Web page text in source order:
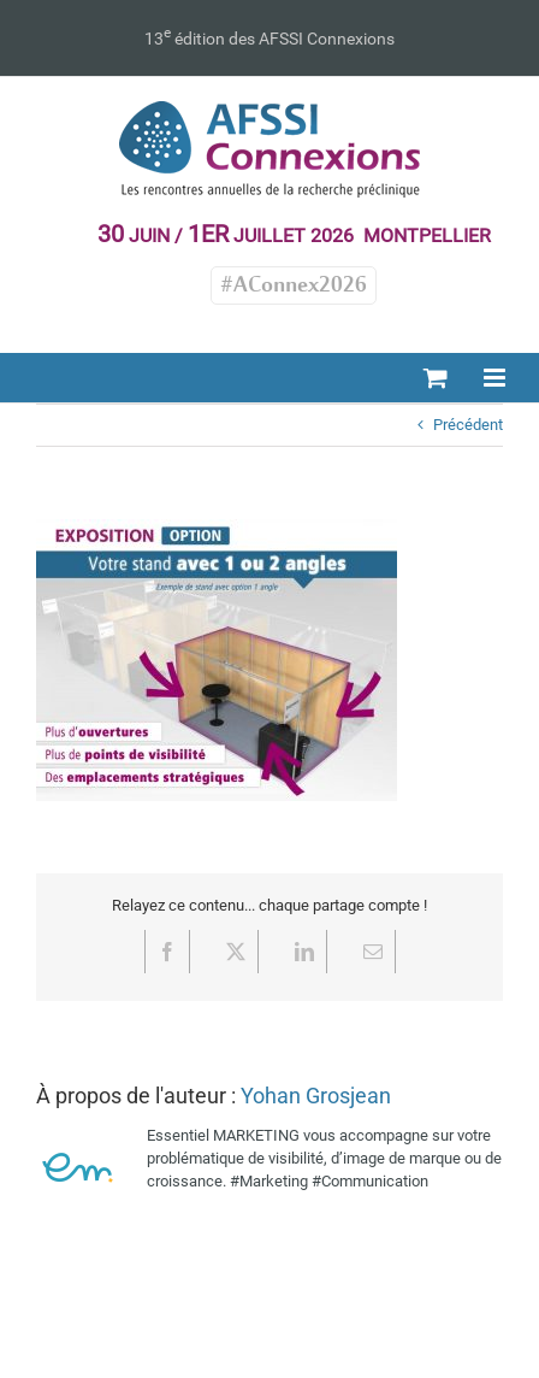
13e édition des AFSSI Connexions
30JUIN / 1ERJUILLET 2026 MONTPELLIER
#AConnex2026
Précédent
Relayez ce contenu... chaque partage compte !
Facebook LinkedInEmail
À propos de l'auteur : Yohan Grosjean
Essentiel MARKETING vous accompagne sur votre
problématique de visibilité, d’image de marque ou de
croissance. #Marketing #Communication